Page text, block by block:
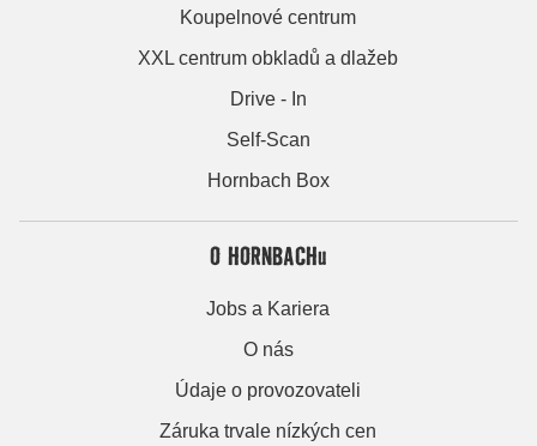
Koupelnové centrum
XXL centrum obkladů a dlažeb
Drive - In
Self-Scan
Hornbach Box
O HORNBACHu
Jobs a Kariera
O nás
Údaje o provozovateli
Záruka trvale nízkých cen